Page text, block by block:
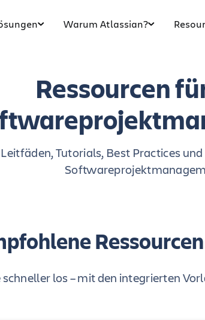
Warum Atlassian?
Ressourcen
Tutorials, Best Practices
Ressourcen
schneller los – mit den integrierten